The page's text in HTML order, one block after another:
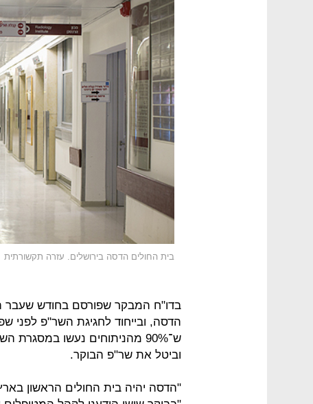
בית החולים הדסה בירושלים. עזרה תקשורתית
בדו"ח המבקר שפורסם בחודש שעבר
הדסה, ובייחוד לחגיגת השר"פ לפני
ש־90% מהניתוחים נעשו
וביטל את שר"פ הבוקר.
"הדסה יהיה בית החולים הראשון